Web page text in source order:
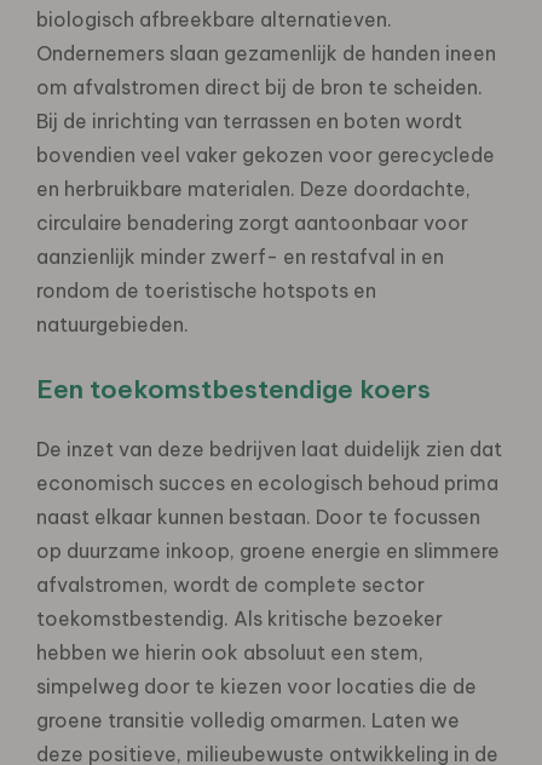
biologisch afbreekbare alternatieven.
Ondernemers slaan gezamenlijk de handen ineen
om afvalstromen direct bij de bron te scheiden.
Bij de inrichting van terrassen en boten wordt
bovendien veel vaker gekozen voor gerecyclede
en herbruikbare materialen. Deze doordachte,
circulaire benadering zorgt aantoonbaar voor
aanzienlijk minder zwerf- en restafval in en
rondom de toeristische hotspots en
natuurgebieden.
Een toekomstbestendige koers
De inzet van deze bedrijven laat duidelijk zien dat
economisch succes en ecologisch behoud prima
naast elkaar kunnen bestaan. Door te focussen
op duurzame inkoop, groene energie en slimmere
afvalstromen, wordt de complete sector
toekomstbestendig. Als kritische bezoeker
hebben we hierin ook absoluut een stem,
simpelweg door te kiezen voor locaties die de
groene transitie volledig omarmen. Laten we
deze positieve, milieubewuste ontwikkeling in de